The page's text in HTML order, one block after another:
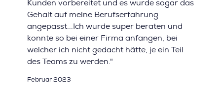
Kunden vorbereitet und es wurde sogar das
Gehalt auf meine Berufserfahrung
angepasst...Ich wurde super beraten und
konnte so bei einer Firma anfangen, bei
welcher ich nicht gedacht hätte, je ein Teil
des Teams zu werden."
Februar 2023